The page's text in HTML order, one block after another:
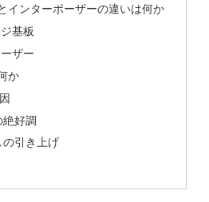
インターポーザーの違いは何か
基板
ザー
か
絶好調
引き上げ